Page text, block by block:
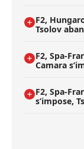
F2,
Tsolov
F2, Spa-
Camara
F2, Spa-
s’impose,